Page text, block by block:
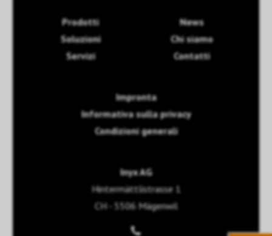
Prodotti
Soluzioni
Servizi
News
Chi siamo
Contatti
Impronta
Informativa sulla privacy
Condizioni generali
Inyx AG
Hintermättlistrasse 1
CH - 5506 Mägenwil